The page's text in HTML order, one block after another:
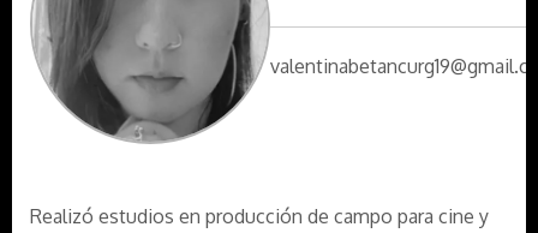
Realizó estudios en producción de campo para cine y